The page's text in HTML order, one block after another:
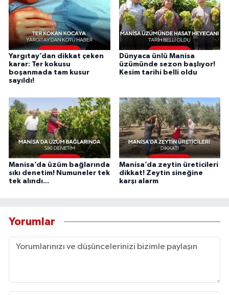
Yargıtay’dan dikkat çeken
karar: Ter kokusu
boşanmada tam kusur
sayıldı!
Dünyaca ünlü Manisa
üzümünde sezon başlıyor!
Kesim tarihi belli oldu
Manisa’da üzüm bağlarında
sıkı denetim! Numuneler tek
tek alındı...
Manisa’da zeytin üreticileri
dikkat! Zeytin sineğine
karşı alarm
Yorumlar